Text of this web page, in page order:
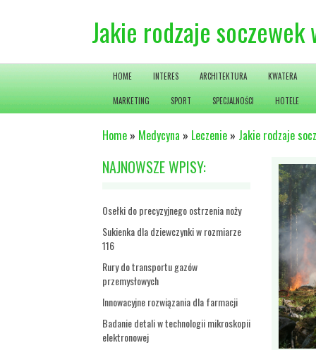
Jakie rodzaje
HOME INTERES ARCHITEKTURA KWATERA
MARKETING SPORT SPECJALNOŚCI HOTELE
Home » Medycyna » Leczenie » Jakie rodzaje
NAJNOWSZE WPISY:
Osełki do precyzyjnego ostrzenia noży
Sukienka dla dziewczynki w rozmiarze
116
Rury do transportu gazów
przemysłowych
Innowacyjne rozwiązania dla farmacji
Badanie detali w technologii mikroskopii
elektronowej